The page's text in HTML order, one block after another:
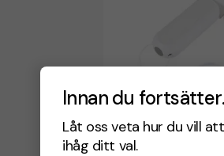
Innan du fortsätter.
Låt oss veta hur du vill
ihåg ditt val.